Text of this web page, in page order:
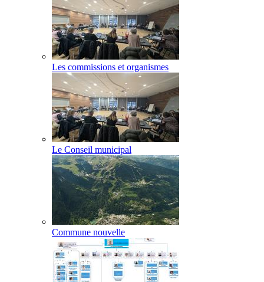
Les commissions et organismes
Le Conseil municipal
Commune nouvelle